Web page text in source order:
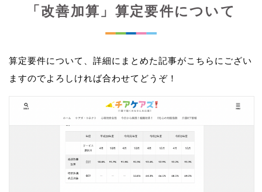
「改善加算」算定要件について
算定要件について、詳細にまとめた記事がこちらにござい
ますのでよろしければ合わせてどうぞ！